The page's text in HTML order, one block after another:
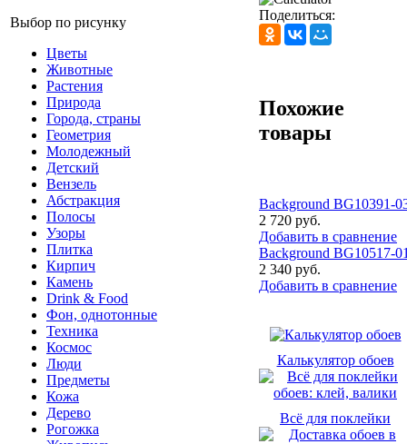
Выбор по рисунку
Цветы
Животные
Растения
Природа
Города, страны
Геометрия
Молодежный
Детский
Вензель
Абстракция
Полосы
Узоры
Плитка
Кирпич
Камень
Drink & Food
Фон, однотонные
Техника
Космос
Люди
Предметы
Кожа
Дерево
Рогожка
Поделиться:
Похожие
товары
Background BG10391-
2 720 руб.
Добавить в сравнение
Background BG10517-
2 340 руб.
Добавить в сравнение
Калькулятор обоев
Всё для поклейки